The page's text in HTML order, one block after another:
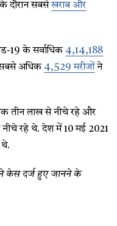
के दौरान सबसेखराब और
19 के सर्वाधिक 4,14,188
अधिक 4,529 मरीजोंने
तीन लाख से नीचे रहे और
रहे थे. देश में 10 मई 2021
थे.
केस दर्ज हुए जानने के